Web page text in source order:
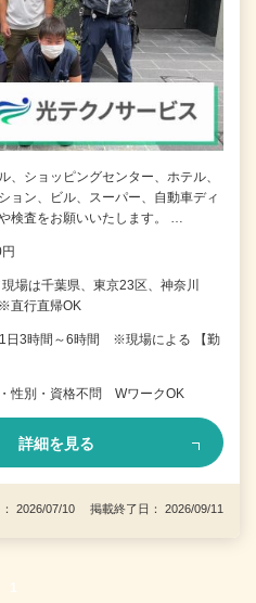
、ショッピングセンター、ホテル、
ョン、ビル、スーパー、自動車ディ
検査をお願いいたします。 …
場は千葉県、東京23区、神奈川
直行直帰OK
日3時間～6時間 ※現場による 【勤
性別・資格不問 WワークOK
詳細を見る
2026/07/10 掲載終了日： 2026/09/11
1